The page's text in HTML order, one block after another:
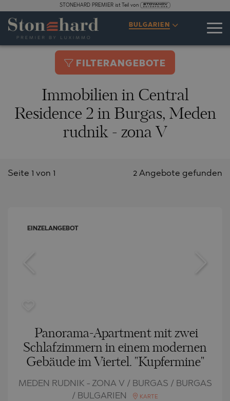
STONEHARD PREMIER ist Teil von
BULGARIEN
FILTERANGEBOTE
Immobilien in Central
Residence 2 in Burgas, Meden
rudnik - zona V
2 Angebote gefunden
Seite 1 von 1
EINZELANGEBOT
Panorama-Apartment mit zwei
Schlafzimmern in einem modernen
Gebäude im Viertel. "Kupfermine"
MEDEN RUDNIK - ZONA V / BURGAS / BURGAS
/ BULGARIEN
KARTE